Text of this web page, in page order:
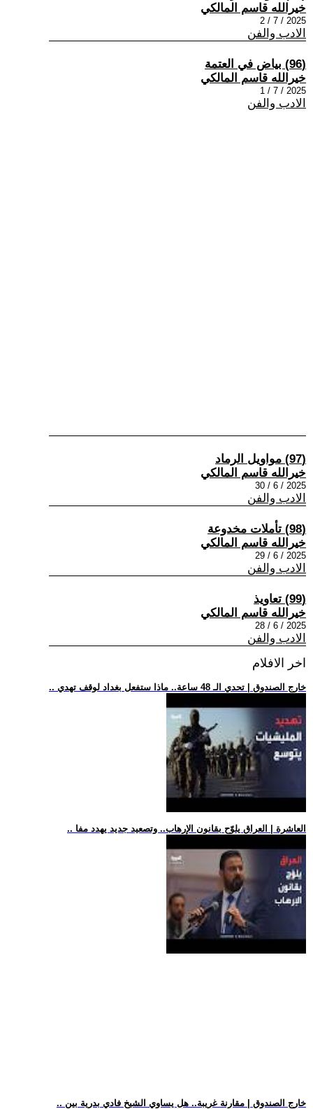
خيرالله قاسم المالكي
2025 / 7 / 2
الادب والفن
(96) بياض في العتمة
خيرالله قاسم المالكي
2025 / 7 / 1
الادب والفن
(97) مواويل الرماد
خيرالله قاسم المالكي
2025 / 6 / 30
الادب والفن
(98) تأملات مخدوعة
خيرالله قاسم المالكي
2025 / 6 / 29
الادب والفن
(99) تعاويذ
خيرالله قاسم المالكي
2025 / 6 / 28
الادب والفن
اخر الافلام
.. خارج الصندوق | تحدي الـ 48 ساعة.. ماذا ستفعل بغداد لوقف تهدي
.. العاشرة | العراق يلوّح بقانون الإرهاب.. وتصعيد جديد يهدد مفا
.. خارج الصندوق | مقارنة غريبة.. هل يساوي الشيخ فادي بدرية بين